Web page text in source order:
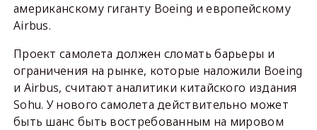
американскому гиганту Boeing и европейскому
Airbus.
Проект самолета должен сломать барьеры и
ограничения на рынке, которые наложили Boeing
и Airbus, считают аналитики китайского издания
Sohu. У нового самолета действительно может
быть шанс быть востребованным на мировом